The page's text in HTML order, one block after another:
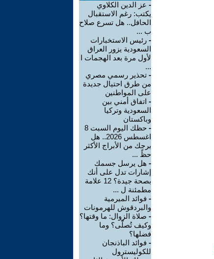
- عز الدين الكلاوي
يكتب: رغم الاستقبال
الحافل.. هل تسرع صلاح
ب ...
- رئيس الاستخبارات
السعودية يزور العراق
لأول مرة بعد الهجمات ا
...
- تحذير رسمي مصري
من طرق احتيال جديدة
على المواطنين
- اتفاق أمني بين
السعودية وتركيا
وباكستان
-
حظك اليوم السبت 8
اغسطس 2026.. هل
برجك من الأبراج الأكثر
حظً ...
- هل يرسل جسمك
إشارات تدل على أنك
بصحة جيدة؟ 12 علامة
مطمئنة ل ...
- فوائد الميرمية
والبردقوش للهرمونات
- صلاة الزوال: ما وقتها؟
وكيف تُصلّى؟ وما
فضلها؟
- فوائد الباذنجان
للكوليسترول